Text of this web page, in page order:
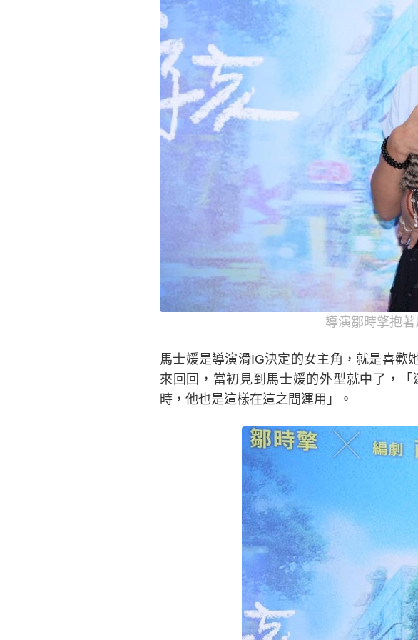
導演鄒時擎抱著
馬士媛是導演滑IG決定的女主角，就是喜歡
來回回，當初見到馬士媛的外型就中了，
時，他也是這樣在這之間運用」。